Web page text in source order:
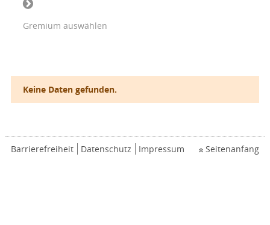
Gremium auswählen
Keine Daten gefunden.
Barrierefreiheit Datenschutz Impressum Seitenanfang